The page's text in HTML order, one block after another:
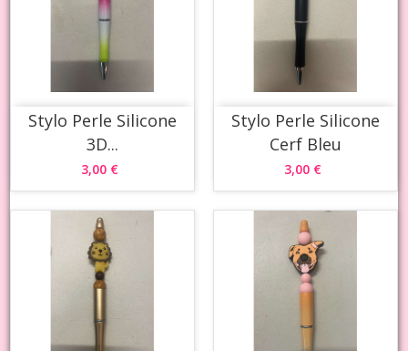
Stylo Perle Silicone
3D...
3,00 €
Stylo Perle Silicone
Cerf Bleu
3,00 €